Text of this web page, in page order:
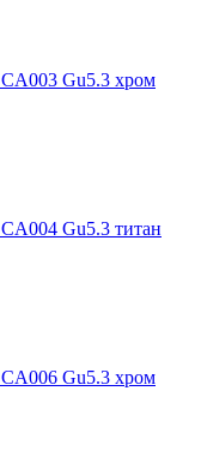
Gu5.3 хром
Gu5.3 титан
Gu5.3 хром